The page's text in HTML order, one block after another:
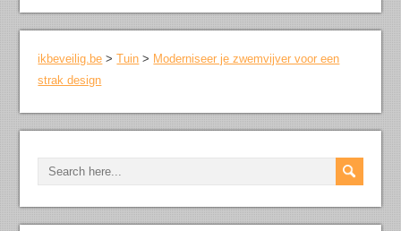
ikbeveilig.be >Tuin > Moderniseer je zwemvijver voor een
strak design